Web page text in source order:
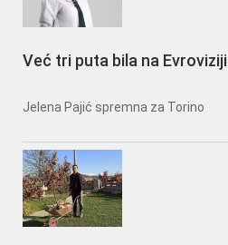
Već tri puta bila na Evroviziji
Jelena Pajić spremna za Torino